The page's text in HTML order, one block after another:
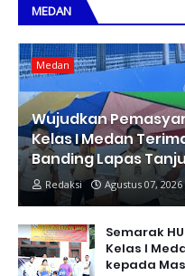
MEDAN
Medan
Wujudkan
Kelas I Medan
Banding Lapas
Redaksi Agustus 07, 2026
Semarak
Kelas I
kepada